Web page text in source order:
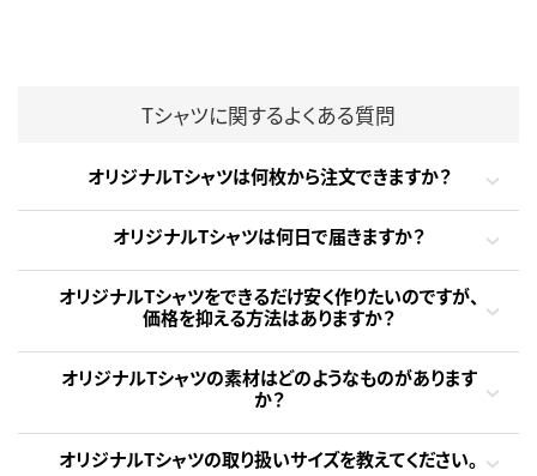
Tシャツに関するよくある質問
オリジナルTシャツは何枚から注文できますか？
オリジナルTシャツは何日で届きますか？
オリジナルTシャツをできるだけ安く作りたいのですが、
価格を抑える方法はありますか？
オリジナルTシャツの素材はどのようなものがあります
か？
オリジナルTシャツの取り扱いサイズを教えてください。